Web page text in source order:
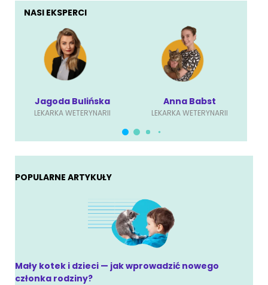
NASI EKSPERCI
Jagoda Bulińska
LEKARKA WETERYNARII
Anna Babst
LEKARKA WETERYNARII
POPULARNE ARTYKUŁY
Mały kotek i dzieci — jak wprowadzić nowego
członka rodziny?